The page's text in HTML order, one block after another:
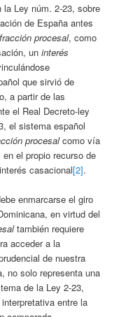
la Ley núm. 2-23, sobre
de España antes
procesal, como
uninterés
que sirvió de
a partir de las
el Real Decreto-ley
el sistema español
procesalcomo vía
el propio recurso de
casacional[2].
enmarcarse el giro
en virtud del
también requiere
acceder a la
de nuestra
no solo representa una
de la Ley 2-23,
entre la